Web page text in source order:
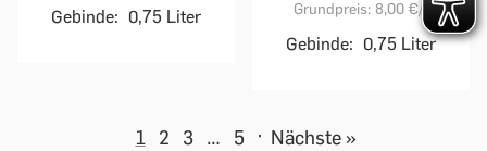
Gebinde: 0,75 Liter
Grundpreis: 8,00 €/l
Gebinde: 0,75 Liter
1 2 3 … 5 · Nächste »